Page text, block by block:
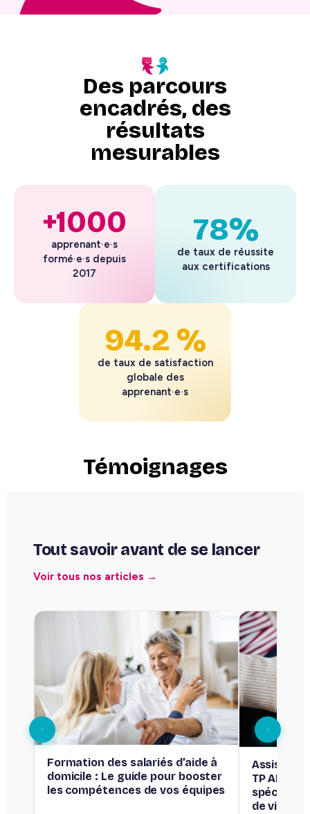
Des parcours
encadrés, des
résultats
mesurables
+1000
apprenant·e·s
formé·e·s depuis
2017
78%
de taux de réussite
aux certifications
94.2 %
de taux de satisfaction
globale des
apprenant·e·s
Témoignages
Tout savoir avant de se lancer
Voir tous nos articles →
Formation des salariés d’aide à
domicile : Le guide pour booster
les compétences de vos équipes
Assistant
TP ADVF
de vie